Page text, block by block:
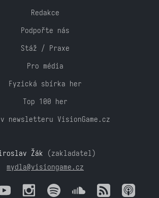
Redakce
Podpořte nás
Stáž / Praxe
Pro média
Fyzická sbírka her
Top 100 her
newsletteru VisionGame.cz
Žák (zakladatel)
mydla@visiongame.cz